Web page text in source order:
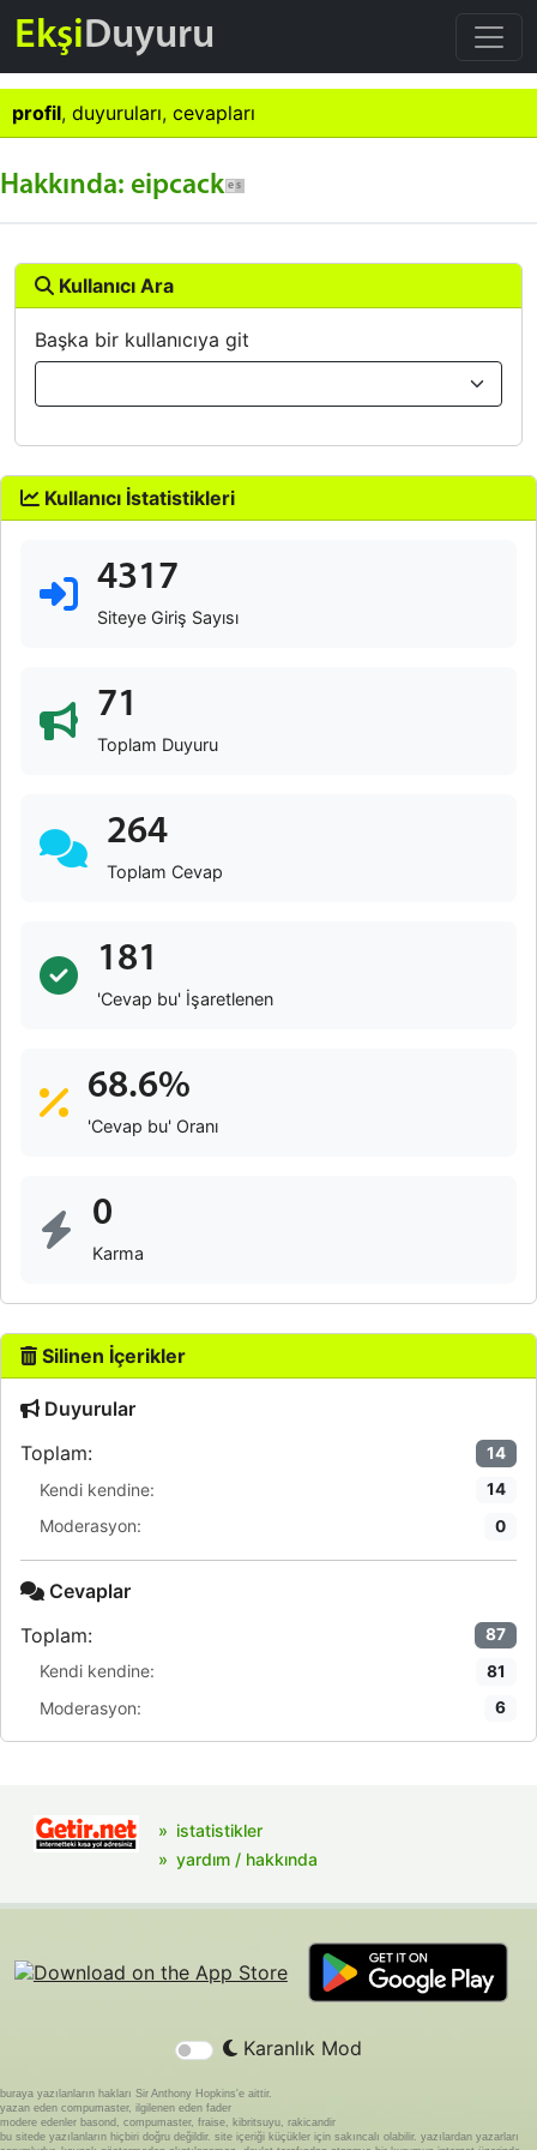
EkşiDuyuru
profil, duyuruları, cevapları
Hakkında: eipcack
Kullanıcı Ara
Başka bir kullanıcıya git
Kullanıcı İstatistikleri
4317
Siteye Giriş Sayısı
71
Toplam Duyuru
264
Toplam Cevap
181
'Cevap bu' İşaretlenen
68.6%
'Cevap bu' Oranı
0
Karma
Silinen İçerikler
Duyurular
Toplam:
14
Kendi kendine: 14
Moderasyon: 0
Cevaplar
Toplam:
87
Kendi kendine: 81
Moderasyon: 6
istatistikler
yardım / hakkında
Karanlık Mod
buraya yazılanların hakları Sir Anthony Hopkins'e aittir.
yazan eden compumaster, ilgilenen eden fader
modere edenler basond, compumaster, fraise, kibritsuyu, rakicandir
bu sitede yazılanların hiçbiri doğru değildir. site içeriği küçükler için sakıncalı olabilir. yazılardan yazarları